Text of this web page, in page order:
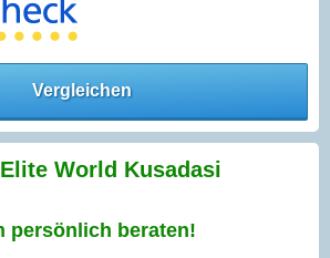
Vergleichen
World Kusadasi
persönlich beraten!